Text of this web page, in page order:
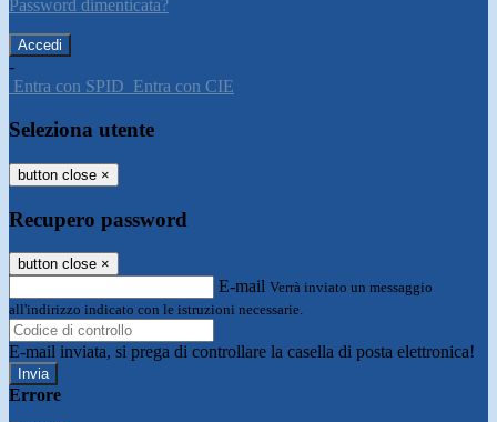
Password dimenticata?
-
Entra con SPID Entra con CIE
Seleziona utente
button close ×
Recupero password
button close ×
E-mail Verrà inviato un messaggio
all'indirizzo indicato con le istruzioni necessarie.
E-mail inviata, si prega di controllare la casella di posta elettronica!
Errore